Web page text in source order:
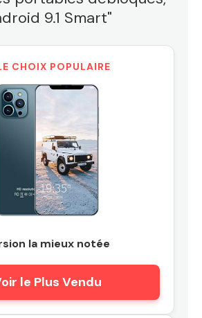
9.1 Smart"
CHOIX POPULAIRE
la mieux notée
le Plus Vendu